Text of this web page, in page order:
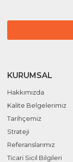
KURUMSAL
Hakkımızda
Kalite Belgelerimiz
Tarihçemiz
Strateji
Referanslarımız
Ticari Sicil Bilgileri